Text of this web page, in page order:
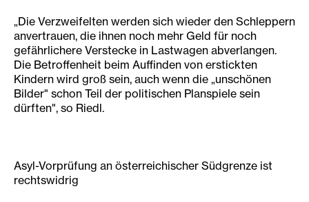
„Die Verzweifelten werden sich wieder den Schleppern
anvertrauen, die ihnen noch mehr Geld für noch
gefährlichere Verstecke in Lastwagen abverlangen.
Die Betroffenheit beim Auffinden von erstickten
Kindern wird groß sein, auch wenn die „unschönen
Bilder" schon Teil der politischen Planspiele sein
dürften", so Riedl.
Asyl-Vorprüfung an österreichischer Südgrenze ist
rechtswidrig